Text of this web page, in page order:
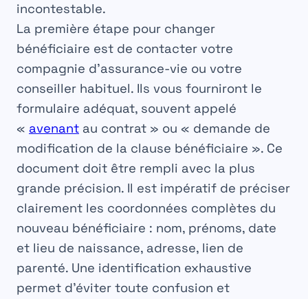
incontestable.
La première étape pour changer
bénéficiaire est de contacter votre
compagnie d’assurance-vie ou votre
conseiller habituel. Ils vous fourniront le
formulaire adéquat, souvent appelé
« avenant au contrat » ou « demande de
modification de la clause bénéficiaire ». Ce
document doit être rempli avec la plus
grande précision. Il est impératif de préciser
clairement les coordonnées complètes du
nouveau bénéficiaire : nom, prénoms, date
et lieu de naissance, adresse, lien de
parenté. Une identification exhaustive
permet d’éviter toute confusion et